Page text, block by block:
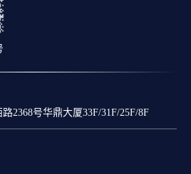
2368号华鼎大厦33F/31F/25F/8F